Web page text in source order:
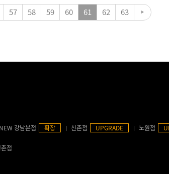
57 58 59 60 61 62 63
강남본점 확장 신촌점 UPGRADE 노원점
점